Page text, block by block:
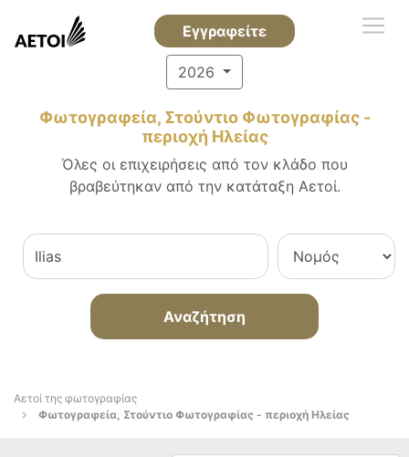
Εγγραφείτε
2026
Φωτογραφεία, Στούντιο Φωτογραφίας -
περιοχή Ηλείας
Όλες οι επιχειρήσεις από τον κλάδο που
βραβεύτηκαν από την κατάταξη Αετοί.
Αναζήτηση
Αετοί της φωτογραφίας
Φωτογραφεία, Στούντιο Φωτογραφίας - περιοχή Ηλείας